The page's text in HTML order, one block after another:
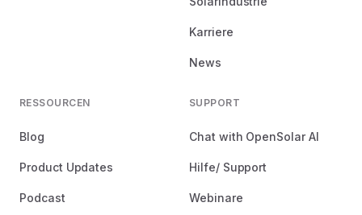
Karriere
News
RESSOURCEN
Blog
Product Updates
Podcast
SUPPORT
Chat with OpenSolar AI
Hilfe/ Support
Webinare